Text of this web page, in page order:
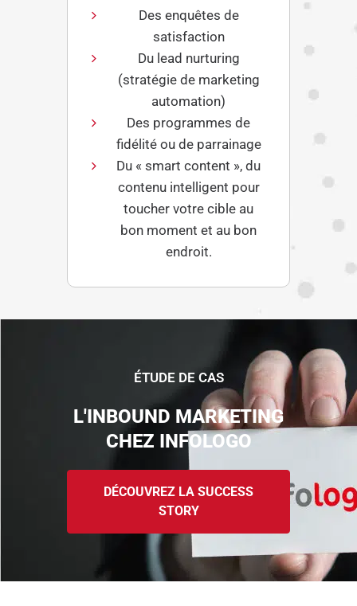
Des enquêtes de
satisfaction
Du lead nurturing
(stratégie de marketing
automation)
Des programmes de
fidélité ou de parrainage
Du « smart content », du
contenu intelligent pour
toucher votre cible au
bon moment et au bon
endroit.
ÉTUDE DE CAS
L'INBOUND MARKETING
CHEZ INFOLOGO
DÉCOUVREZ LA SUCCESS
STORY